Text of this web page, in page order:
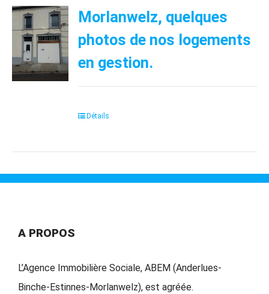
Morlanwelz, quelques
photos de nos logements
en gestion.
Détails
A PROPOS
L’Agence Immobilière Sociale, ABEM (Anderlues-
Binche-Estinnes-Morlanwelz), est agréée.